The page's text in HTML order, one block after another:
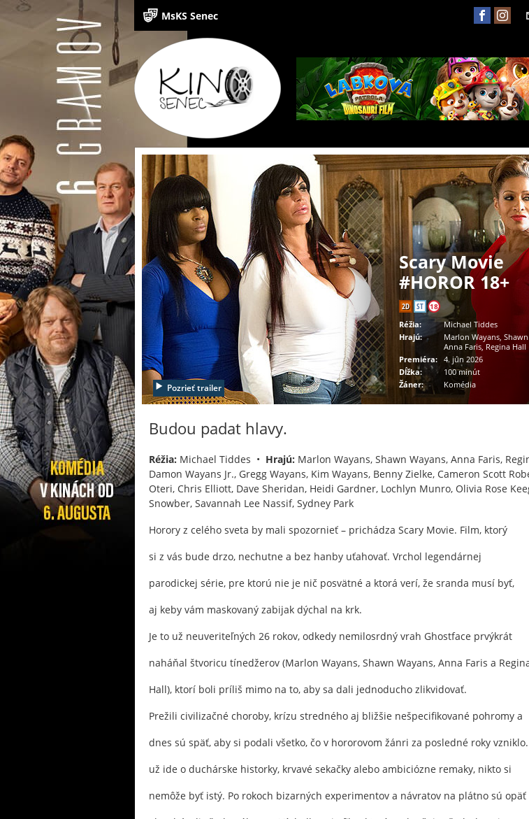
MsKS Senec
Pozrieť trailer
Scary Movie
#HOROR 18+
2D ST 18
Réžia:
Michael Tiddes
Hrajú:
Marlon Wayans,
Anna Faris, Regina Hall
Premiéra: 4. jún 2026
Dĺžka:
100 minút
Žáner:
Komédia
Budou padat hlavy.
Réžia: Michael Tiddes • Hrajú: Marlon Wayans, Shawn Wayans, Anna Faris,
Damon Wayans Jr., Gregg Wayans, Kim Wayans, Benny Zielke, Cameron Scott
Oteri, Chris Elliott, Dave Sheridan, Heidi Gardner, Lochlyn Munro, Olivia Rose
Snowber, Savannah Lee Nassif, Sydney Park
Horory z celého sveta by mali spozornieť – prichádza Scary Movie. Film, ktorý
si z vás bude drzo, nechutne a bez hanby uťahovať. Vrchol legendárnej
parodickej série, pre ktorú nie je nič posvätné a ktorá verí, že sranda musí byť,
aj keby vám maskovaný zabijak dýchal na krk.
Je to už neuveriteľných 26 rokov, odkedy nemilosrdný vrah Ghostface prvýkrát
naháňal štvoricu tínedžerov (Marlon Wayans, Shawn Wayans, Anna Faris a
Hall), ktorí boli príliš mimo na to, aby sa dali jednoducho zlikvidovať.
Prežili civilizačné choroby, krízu stredného aj bližšie nešpecifikované pohromy a
dnes sú späť, aby si podali všetko, čo v hororovom žánri za posledné roky
už ide o duchárske historky, krvavé sekačky alebo ambiciózne remaky, nikto si
nemôže byť istý. Po rokoch bizarných experimentov a návratov na plátno sú opäť